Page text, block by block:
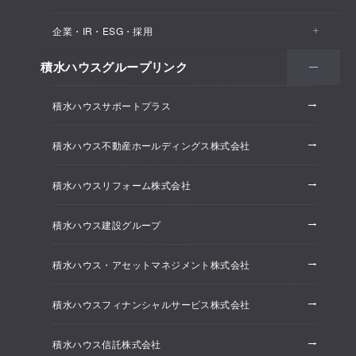
保育所・教育支援施設
オフィス・事務所
建築実例
オフィス系開発事業
ホテル系開発事業
大規模開発事業
賃貸マンション開発事業
企業・IR・ESG・採用
会社情報
株主・投資家情報
ESG経営
研究開発
採用情報
ニュースリリース
積水ハウスグループリンク
積水ハウスサポートプラス
積水ハウス不動産ホールディングス株式会社
積水ハウスリフォーム株式会社
積水ハウス建設グループ
積水ハウス・アセットマネジメント株式会社
積水ハウスフィナンシャルサービス株式会社
積水ハウス信託株式会社